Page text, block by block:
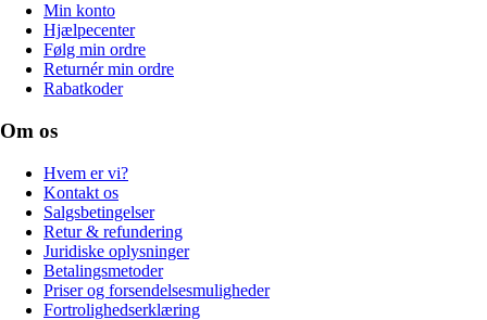
Min konto
Hjælpecenter
Følg min ordre
Returnér min ordre
Rabatkoder
Om os
Hvem er vi?
Kontakt os
Salgsbetingelser
Retur & refundering
Juridiske oplysninger
Betalingsmetoder
Priser og forsendelsesmuligheder
Fortrolighedserklæring